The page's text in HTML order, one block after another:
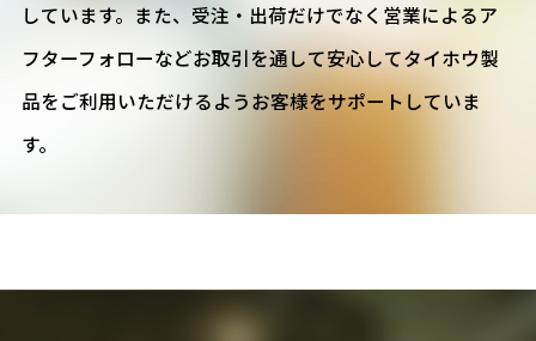
しています。また、受注・出荷だけでなく営業によるア
フターフォローなどお取引を通して安心してタイホウ製
品をご利用いただけるようお客様をサポートしていま
す。